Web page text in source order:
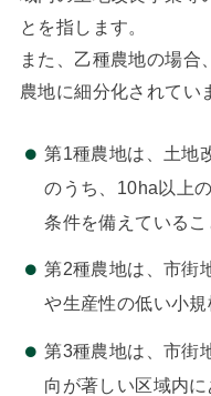
とを指します。
また、乙種農地の場合
農地に細分化されてい
第1種農地は、土地
のうち、10ha以上
条件を備えている
第2種農地は、市街
や生産性の低い小
第3種農地は、市街
向が著しい区域内